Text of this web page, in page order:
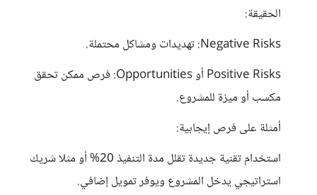
الحقيقة:
Negative Risks: تهديدات ومشاكل محتملة.
Positive Risks أو Opportunities: فرص ممكن تحقق
مكسب أو ميزة للمشروع.
أمثلة على فرص إيجابية:
استخدام تقنية جديدة تقلل مدة التنفيذ 20% أو مثلا شريك
استراتيجي يدخل المشروع ويوفر تمويل إضافي.